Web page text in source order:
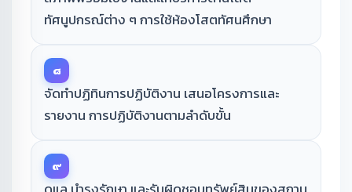
ทัศนูปกรณ์ต่าง ๆ การใช้ห้องโสตทัศนศึกษา
๘
จัดทำปฏิทินการปฏิบัติงาน เสนอโครงการและ
รายงาน การปฏิบัติงานตามลำดับขั้น
๙